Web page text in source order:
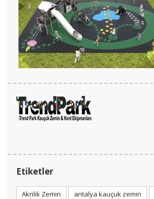
Etiketler
Akrilik Zemin antalya kauçuk zemin